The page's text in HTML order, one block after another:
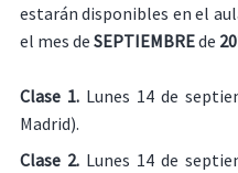
estarán disponibles en el
el mes de SEPTIEMBREde
Clase 1.Lunes 14 de
Madrid).
Clase 2.Lunes 14 de